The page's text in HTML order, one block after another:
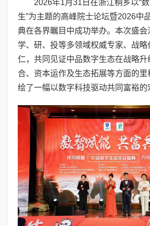
2026年1月31日在浙江桐乡以“
生”为主题的高峰院士论坛暨2026中
典在各界瞩目中成功举办。本次盛会
学、研、投等多领域权威专家、战略
仁，共同见证中品数字生态在战略升
合、资本运作及生态拓展等方面的
绘了一幅以数字科技驱动共同富裕的